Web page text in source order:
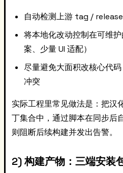
自动检测上游 tag /
将本地化改动控制在可维
案、少量 UI 适配）
尽量避免大面积改核心代
冲突
实际工程里常见做法是：把汉
丁集合中，通过脚本在同步后
则阻断后续构建并发出告警。
2) 构建产物：三端安装